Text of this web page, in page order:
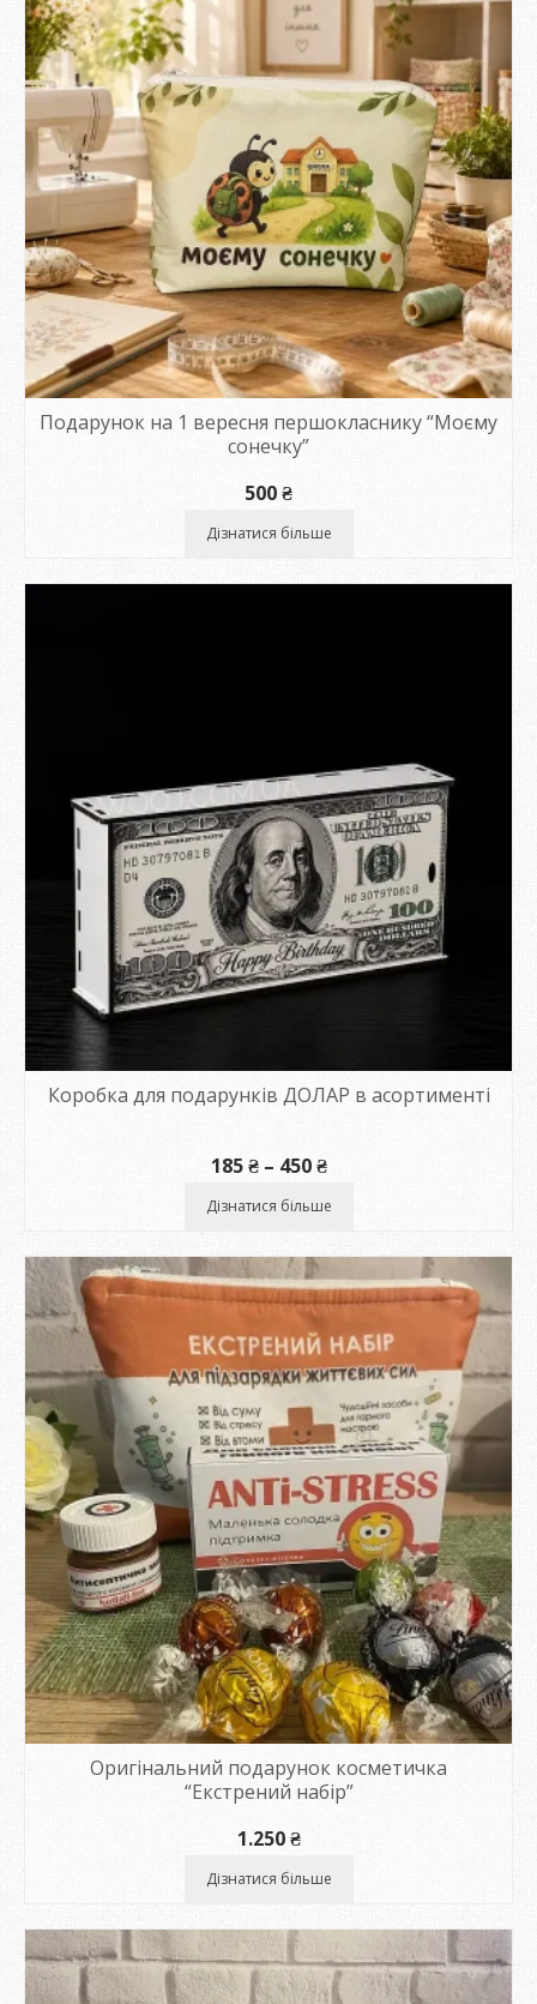
Подарунок на 1 вересня першокласнику “Моєму
сонечку”
500₴
Дізнатися більше
Коробка для подарунків ДОЛАР в асортименті
185₴ – 450₴Діапазон
від
450 ₴
Дізнатися більше
Оригінальний подарунок косметичка
“Екстрений набір”
1.250₴
Дізнатися більше